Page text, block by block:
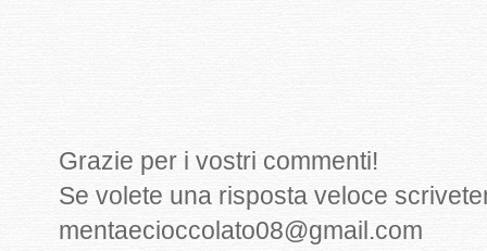
Grazie per i vostri commenti!
Se volete una risposta veloce
mentaecioccolato08@gmail.com